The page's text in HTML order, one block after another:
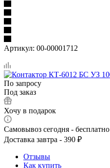
Артикул: 00-00001712
По запросу
Под заказ
Хочу в подарок
Самовывоз сегодня - бесплатно
Доставка завтра - 390 ₽
Отзывы
Как купить